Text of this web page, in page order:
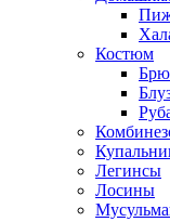
Костюм
Легинсы
Лосины